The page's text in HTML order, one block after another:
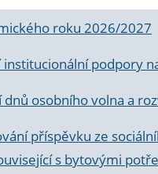
roku 2026/2027
podpory
osobního volna a
příspěvku ze
s bytovými